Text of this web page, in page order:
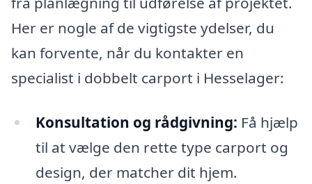
Her er nogle af de vigtigste ydelser, du
kan forvente, når du kontakter en
specialist i dobbelt carport i Hesselager:
Konsultation og rådgivning: Få hjælp
til at vælge den rette type carport og
design, der matcher dit hjem.